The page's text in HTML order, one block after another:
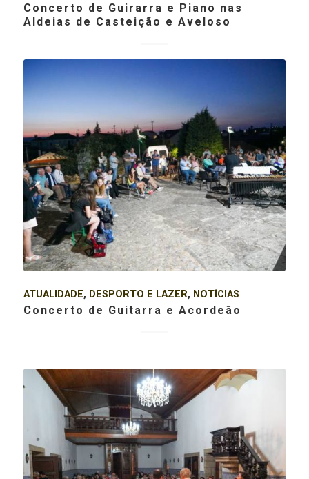
Concerto de Guirarra e Piano nas
Aldeias de Casteição e Aveloso
ATUALIDADE, DESPORTO E LAZER, NOTÍCIAS
Concerto de Guitarra e Acordeão